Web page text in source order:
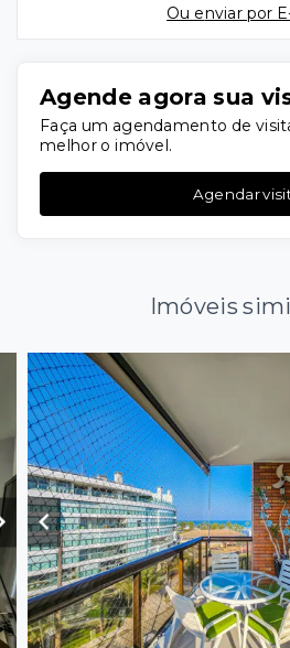
Ou enviar por
Agende agora sua
Faça um agendamento de
melhor o imóvel.
Agendar
Imóveis